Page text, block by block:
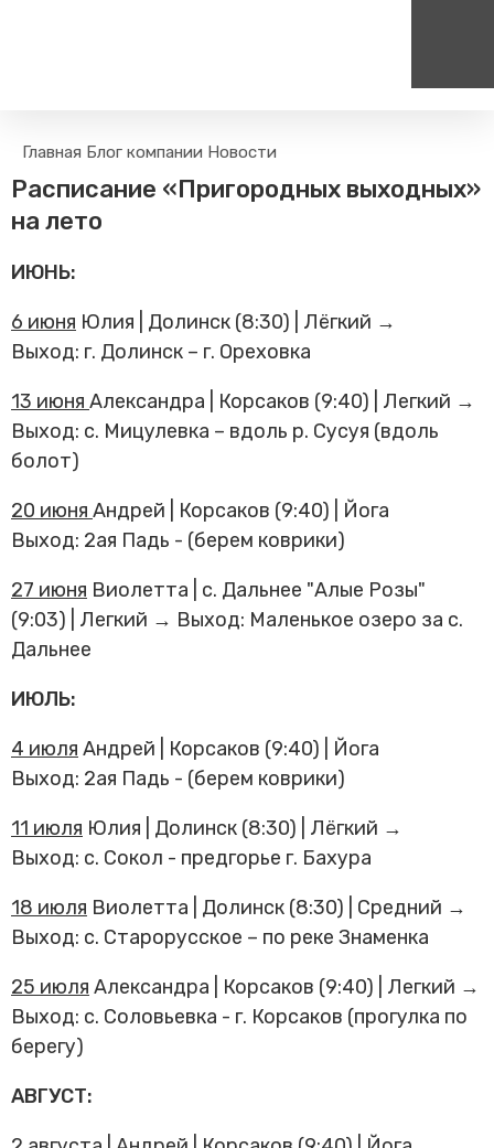
Пассажирам
Поиск по расписанию
Способы оплаты проезда
Моя карта попала в стоп-
лист
Трансфер пассажиров
на сайт
Единый номер вызова экстренных служб
112
Главная Блог компании Новости
Расписание «Пригородных выходных»
на лето
ИЮНЬ:
6 июня Юлия | Долинск (8:30) | Лёгкий →
Выход: г. Долинск – г. Ореховка
13 июня Александра | Корсаков (9:40) | Легкий →
Выход: с. Мицулевка – вдоль р. Сусуя (вдоль
болот)
20 июня Андрей | Корсаков (9:40) | Йога
Выход: 2ая Падь - (берем коврики)
27 июня Виолетта | с. Дальнее "Алые Розы"
(9:03) | Легкий → Выход: Маленькое озеро за с.
Дальнее
ИЮЛЬ:
4 июля Андрей | Корсаков (9:40) | Йога
Выход: 2ая Падь - (берем коврики)
11 июля Юлия | Долинск (8:30) | Лёгкий →
Выход: с. Сокол - предгорье г. Бахура
18 июля Виолетта | Долинск (8:30) | Средний →
Выход: с. Старорусское – по реке Знаменка
25 июля Александра | Корсаков (9:40) | Легкий →
Выход: с. Соловьевка - г. Корсаков (прогулка по
берегу)
АВГУСТ: